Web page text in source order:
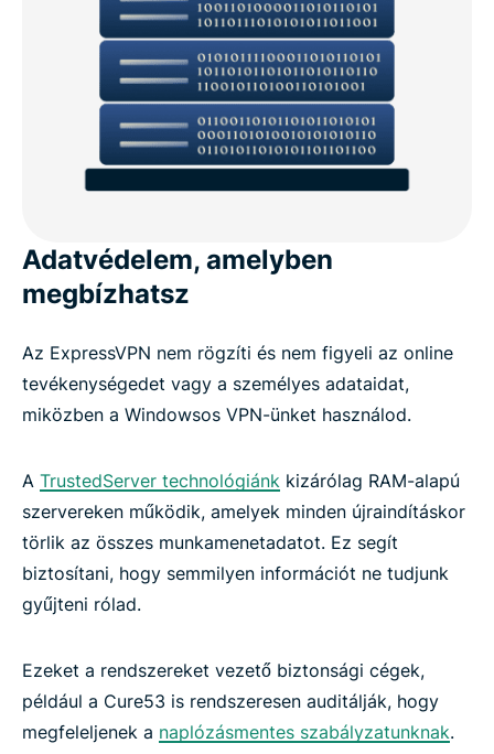
Adatvédelem, amelyben
megbízhatsz
Az ExpressVPN nem rögzíti és nem figyeli az online
tevékenységedet vagy a személyes adataidat,
miközben a Windowsos VPN-ünket használod.
A TrustedServer technológiánk kizárólag RAM-alapú
szervereken működik, amelyek minden újraindításkor
törlik az összes munkamenetadatot. Ez segít
biztosítani, hogy semmilyen információt ne tudjunk
gyűjteni rólad.
Ezeket a rendszereket vezető biztonsági cégek,
például a Cure53 is rendszeresen auditálják, hogy
megfeleljenek a naplózásmentes szabályzatunknak.